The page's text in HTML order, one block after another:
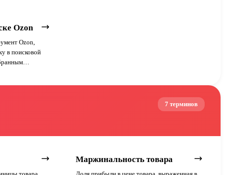
Ozon
Ozon,
в поисковой
7 терминов
Маржинальность товара